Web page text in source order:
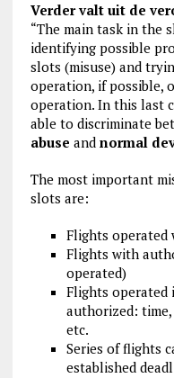
Verder valt uit de
“The main task in the
identifying possible
slots (misuse) and
operation, if possible,
operation. In this last
able to discriminate
abuse and normal
The most important
slots are:
Flights
Flights with
operated)
Flights operated
authorized:
etc.
Series of flights
established